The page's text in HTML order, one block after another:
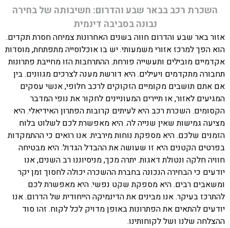
השכרת רכב בבאר שבע והדרום: חשיבותה של בחירה
נבונה בסביבה דינמית
אזור באר שבע והדרום חווה בשנים האחרונות צמיחה חסרת תקדים.
הוא הפך למרכז אזורי משמעותי. יש בו אוכלוסייה מתפתחת, מוסדות
אקדמיים מובילים ותעשייה פורחת. ההתרחבות הזו מחייבת פתרונות
תחבורה מתקדמים ויעילים. היא דורשת מענה לצרכים מגוונים. בין
אם אתם תושבים מקומיים הזקוקים לרכב חלופי, אנשי עסקים
המגיעים לאזור, או תיירים המעוניינים לחקור את נופי המדבר
הקסומים. השכרת רכב היא לעיתים קרובות הפתרון האידיאלי. היא
מציעה גמישות שאין שנייה לה. היא מאפשרת לכם לשלוט בלוח
הזמנים שלכם. היא מספקת נוחות מירבית. אנו רואים כי ההתמקדות
בפרטים הקטנים היא זו שעושה את ההבדל הגדול. היא מבטיחה
חוויה חלקה ונטולת דאגות. יתרה מכך, מניסיוננו רב השנים, אנו
יודעים כי הבחירה הנכונה בחברת ההשכרה יכולה לחסוך זמן יקר
ומשאבים רבים. היא מספקת שקט נפשי. היא מאפשרת לכם
להתרכז בעיקר. אנו מבינים את הדינמיקה הייחודית של הדרום. אנו
יודעים להתאים את הפתרונות באופן מדויק לכל לקוח. זהו סוד
ההצלחה שלנו ושל לקוחותינו.